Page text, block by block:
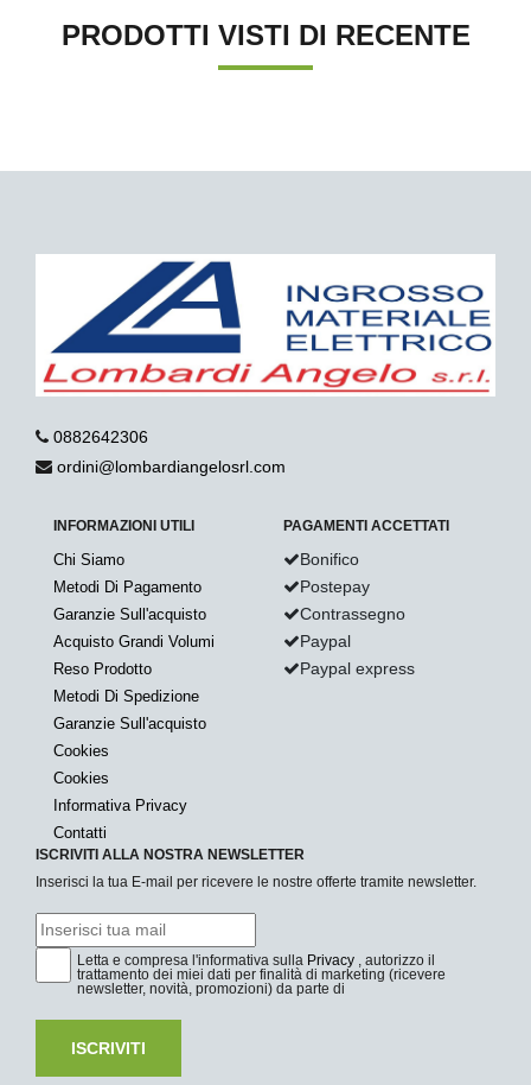
PRODOTTI VISTI DI RECENTE
0882642306
ordini@lombardiangelosrl.com
INFORMAZIONI UTILI
Chi Siamo
Metodi Di Pagamento
Garanzie Sull'acquisto
Acquisto Grandi Volumi
Reso Prodotto
Metodi Di Spedizione
Garanzie Sull'acquisto
Cookies
Cookies
Informativa Privacy
Contatti
PAGAMENTI ACCETTATI
Bonifico
Postepay
Contrassegno
Paypal
Paypal express
ISCRIVITI ALLA NOSTRA NEWSLETTER
Inserisci la tua E-mail per ricevere le nostre offerte tramite newsletter.
Letta e compresa l'informativa sulla Privacy , autorizzo il
trattamento dei miei dati per finalità di marketing (ricevere
newsletter, novità, promozioni) da parte di
ISCRIVITI